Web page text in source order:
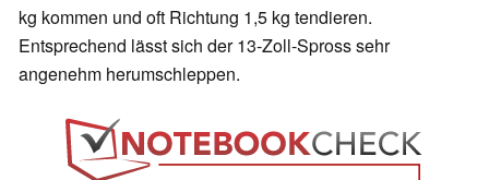
kg kommen und oft Richtung 1,5 kg tendieren.
Entsprechend lässt sich der 13-Zoll-Spross sehr
angenehm herumschleppen.